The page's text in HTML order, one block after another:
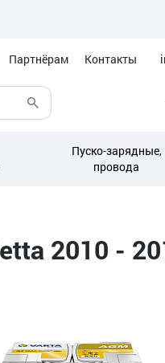
Партнёрам Контакты
Пуско-зарядные,
провода
2010 -